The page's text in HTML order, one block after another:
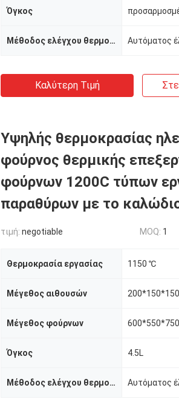
Όγκος
Μέθοδος ελέγχου θερμοκρασίας Αυτόματος
Καλύτερη Τιμή
Υψηλής θερμοκρασίας
φούρνος θερμικής
φούρνων 1200C τύπων
παραθύρων με το
τιμή: negotiable MOQ: 1
Θερμοκρασία εργασίας 1150 ℃
Μέγεθος αιθουσών 200*150*150
Μέγεθος φούρνων 600*550*750
Όγκος 4.5L
Μέθοδος ελέγχου θερμοκρασίας Αυτόματος